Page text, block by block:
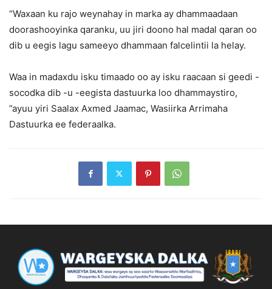
“Waxaan ku rajo weynahay in marka ay dhammaadaan
doorashooyinka qaranku, uu jiri doono hal madal qaran oo
dib u eegis lagu sameeyo dhammaan falcelintii la helay.
Waa in madaxdu isku timaado oo ay isku raacaan si geedi -
socodka dib -u -eegista dastuurka loo dhammaystiro,
”ayuu yiri Saalax Axmed Jaamac, Wasiirka Arrimaha
Dastuurka ee federaalka.